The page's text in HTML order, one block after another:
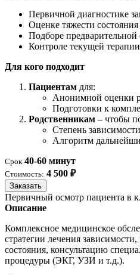
Первичной диагностике
Оценке тяжести
Подборе
Контроле текущей терапии
Для кого подходит
Пациентам для:
Анонимной оценки
Подготовки к
Родственникам – чтобы
Степень
Алгоритм
Срок 40-60 минут
Стоимость: 4 500 ₽
Заказать
Первичный осмотр пациента в
Описание
Комплексное медицинское
стратегии лечения
состояния, консультацию
процедуры (ЭКГ, УЗИ и т.д.).